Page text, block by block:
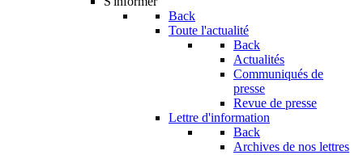
Back
Toute l'actualité
Back
Actualités
Communiqués de
presse
Revue de presse
Lettre d'information
Back
Archives de nos lettres